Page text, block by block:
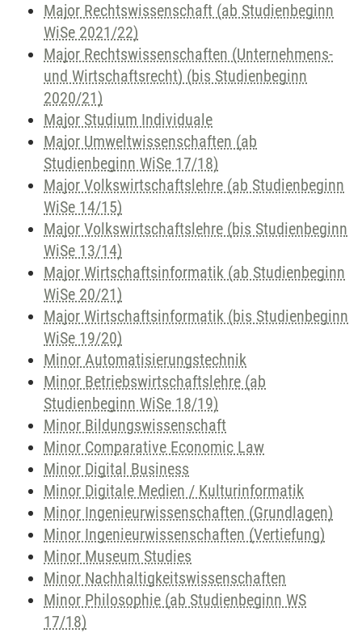
Major Rechtswissenschaft (ab Studienbeginn
WiSe 2021/22)
Major Rechtswissenschaften (Unternehmens-
und Wirtschaftsrecht) (bis Studienbeginn
2020/21)
Major Studium Individuale
Major Umweltwissenschaften (ab
Studienbeginn WiSe 17/18)
Major Volkswirtschaftslehre (ab Studienbeginn
WiSe 14/15)
Major Volkswirtschaftslehre (bis Studienbeginn
WiSe 13/14)
Major Wirtschaftsinformatik (ab Studienbeginn
WiSe 20/21)
Major Wirtschaftsinformatik (bis Studienbeginn
WiSe 19/20)
Minor Automatisierungstechnik
Minor Betriebswirtschaftslehre (ab
Studienbeginn WiSe 18/19)
Minor Bildungswissenschaft
Minor Comparative Economic Law
Minor Digital Business
Minor Digitale Medien / Kulturinformatik
Minor Ingenieurwissenschaften (Grundlagen)
Minor Ingenieurwissenschaften (Vertiefung)
Minor Museum Studies
Minor Nachhaltigkeitswissenschaften
Minor Philosophie (ab Studienbeginn WS
17/18)